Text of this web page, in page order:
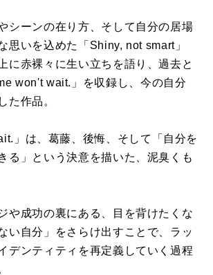
シーンの在り方、そして自分の居場
思いを込めた「Shiny, not smart」
に赤裸々に生い立ちを語り、過去と
won't wait.」を収録し、今の自分
た作品。
」は、葛藤、後悔、そして「自分を
る」という決意を描いた、泥臭くも
や成功の裏にある、目を背けたくな
い自分」をさらけ出すことで、ラッ
デンティティを再定義していく過程